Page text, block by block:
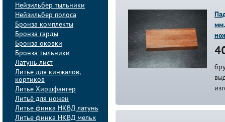
Нейзильбер тыльники
Нейзильбер полоса
Бронза комплекты
Бронза гарды
Бронза оковки
Бронза тыльники
Латунь лист
Литьё для кинжалов,
кортиков
Литье Хиршфангер
Литьё для ножен
Литье финка НКВД латунь
Литье финка НКВД мельх